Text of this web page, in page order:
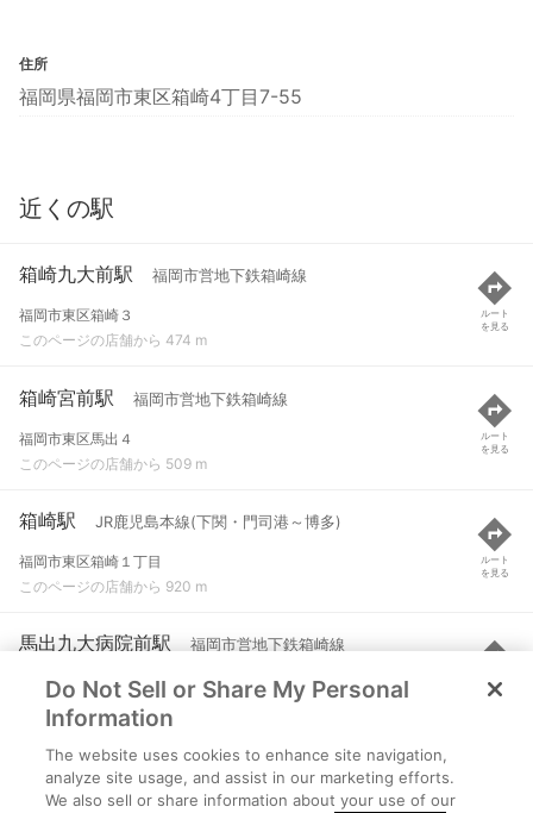
住所
福岡県福岡市東区箱崎4丁目7-55
近くの駅
箱崎九大前駅 福岡市営地下鉄箱崎線
福岡市東区箱崎３
このページの店舗から 474 m
ルート
を見る
箱崎宮前駅 福岡市営地下鉄箱崎線
福岡市東区馬出４
このページの店舗から 509 m
ルート
を見る
箱崎駅 JR鹿児島本線(下関・門司港～博多)
福岡市東区箱崎１丁目
このページの店舗から 920 m
ルート
を見る
馬出九大病院前駅 福岡市営地下鉄箱崎線
福岡市東区馬出２
このページの店舗から 1.2 km
ルート
を見る
吉塚駅 JR鹿児島本線(下関・門司港～博多) など
福岡市博多区吉塚本町
Do Not Sell or Share My Personal
Information
The website uses cookies to enhance site navigation,
analyze site usage, and assist in our marketing efforts.
We also sell or share information about your use of our